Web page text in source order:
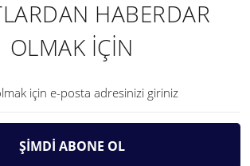
HABERDAR
OLMAK İÇİN
ŞİMDİ ABONE OL